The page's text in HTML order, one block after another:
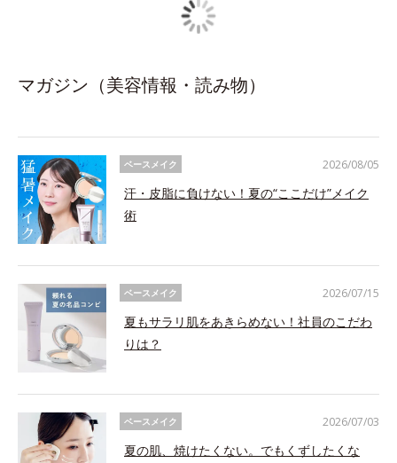
マガジン（美容情報・読み物）
ベースメイク
汗・皮脂に負けない！夏の“ここだけ”メイク
術
2026/08/05
ベースメイク
夏もサラリ肌をあきらめない！社員のこだわ
りは？
2026/07/15
ベースメイク
夏の肌、焼けたくない。でもくずしたくな
2026/07/03